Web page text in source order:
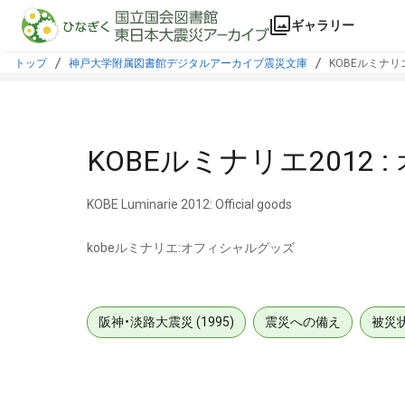
本文に飛ぶ
ギャラリー
トップ 神戸大学附属図書館デジタルアーカイブ震災文庫 KOBEルミナ
KOBEルミナリエ2012
KOBE Luminarie 2012: Official goods
kobeルミナリエ:オフィシャルグッズ
阪神・淡路大震災 (1995) 震災への備え 被災